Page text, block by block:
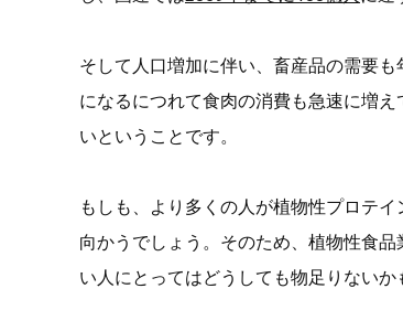
そして人口増加に伴い、畜産品の需要
になるにつれて食肉の消費も急速に増
いということです。
もしも、より多くの人が植物性プロテ
向かうでしょう。そのため、植物性食
い人にとってはどうしても物足りない